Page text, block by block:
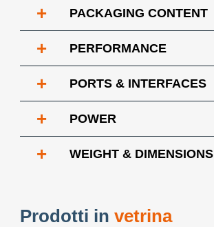
+ PACKAGING CONTENT
+ PERFORMANCE
+ PORTS & INTERFACES
+ POWER
+ WEIGHT & DIMENSIONS
Prodotti in vetrina